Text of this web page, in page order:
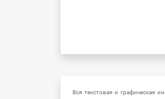
Вся текстовая и графическая